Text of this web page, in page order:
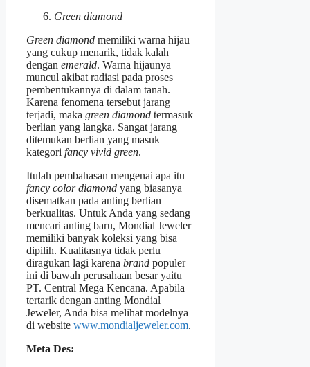
Green diamond
Green diamond memiliki warna hijau
yang cukup menarik, tidak kalah
dengan emerald. Warna hijaunya
muncul akibat radiasi pada proses
pembentukannya di dalam tanah.
Karena fenomena tersebut jarang
terjadi, maka green diamond termasuk
berlian yang langka. Sangat jarang
ditemukan berlian yang masuk
kategori fancy vivid green.
Itulah pembahasan mengenai apa itu
fancy color diamond yang biasanya
disematkan pada anting berlian
berkualitas. Untuk Anda yang sedang
mencari anting baru, Mondial Jeweler
memiliki banyak koleksi yang bisa
dipilih. Kualitasnya tidak perlu
diragukan lagi karena brand populer
ini di bawah perusahaan besar yaitu
PT. Central Mega Kencana. Apabila
tertarik dengan anting Mondial
Jeweler, Anda bisa melihat modelnya
di website www.mondialjeweler.com.
Meta Des: